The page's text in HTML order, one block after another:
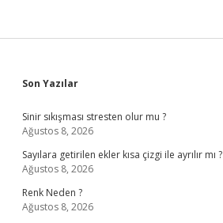
Sidebar
Son Yazılar
Sinir sıkışması stresten olur mu ?
Ağustos 8, 2026
Sayılara getirilen ekler kısa çizgi ile ayrılır mı ?
Ağustos 8, 2026
Renk Neden ?
Ağustos 8, 2026